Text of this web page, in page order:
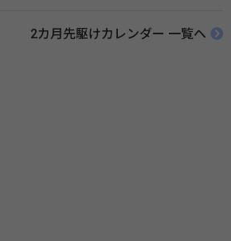
鬆症デー（WOD）
2カ月先駆けカレンダー 一覧へ